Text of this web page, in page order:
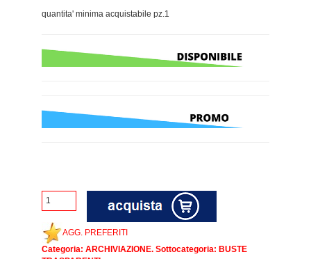
quantita' minima acquistabile pz.1
AGG. PREFERITI
Categoria: ARCHIVIAZIONE. Sottocategoria: BUSTE